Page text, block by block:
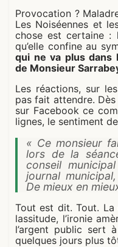
Provocation ?
Les Noiséennes et
chose est certaine :
qu’elle confine au
qui ne va plus dans
de Monsieur
Les réactions, sur
pas fait attendre.
sur Facebook ce
lignes, le sentiment
« Ce monsieur
lors de la
conseil
journal
De mieux en
Tout est dit. Tout. La
lassitude, l’ironie
l’argent public sert
quelques jours plus